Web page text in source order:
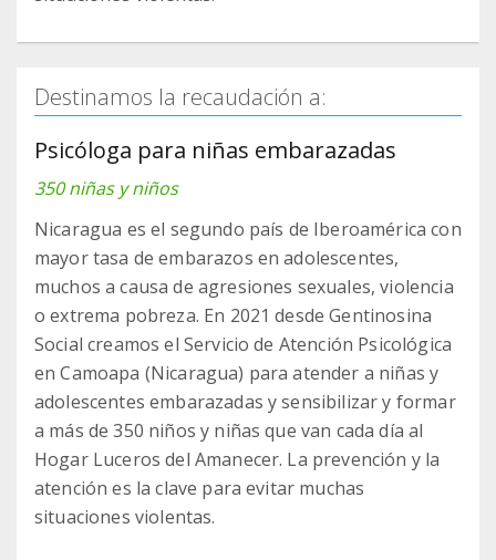
Destinamos la recaudación a:
Psicóloga para niñas embarazadas
350 niñas y niños
Nicaragua es el segundo país de Iberoamérica con
mayor tasa de embarazos en adolescentes,
muchos a causa de agresiones sexuales, violencia
o extrema pobreza. En 2021 desde Gentinosina
Social creamos el Servicio de Atención Psicológica
en Camoapa (Nicaragua) para atender a niñas y
adolescentes embarazadas y sensibilizar y formar
a más de 350 niños y niñas que van cada día al
Hogar Luceros del Amanecer. La prevención y la
atención es la clave para evitar muchas